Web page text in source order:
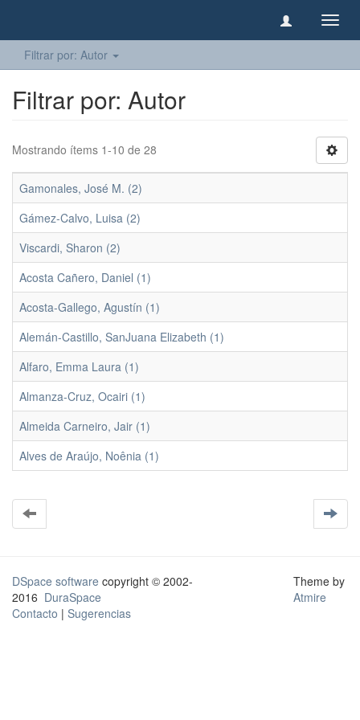
Filtrar por: Autor
Filtrar por: Autor
Mostrando ítems 1-10 de 28
Gamonales, José M. (2)
Gámez-Calvo, Luisa (2)
Viscardi, Sharon (2)
Acosta Cañero, Daniel (1)
Acosta-Gallego, Agustín (1)
Alemán-Castillo, SanJuana Elizabeth (1)
Alfaro, Emma Laura (1)
Almanza-Cruz, Ocairi (1)
Almeida Carneiro, Jair (1)
Alves de Araújo, Noênia (1)
DSpace software copyright © 2002-
2016 DuraSpace
Contacto | Sugerencias
Theme by
Atmire